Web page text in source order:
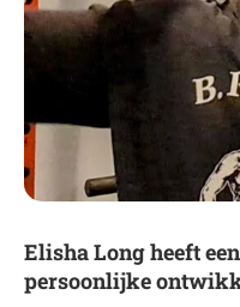
Elisha Long heeft
persoonlijke